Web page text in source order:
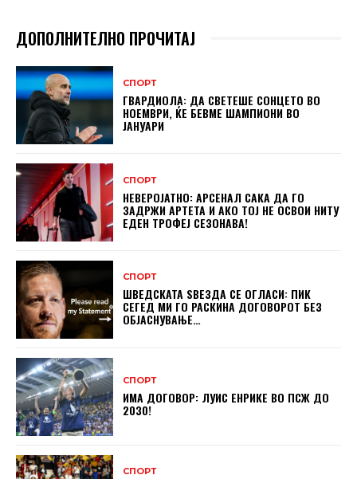
ДОПОЛНИТЕЛНО ПРОЧИТАЈ
СПОРТ
ГВАРДИОЛА: ДА СВЕТЕШЕ СОНЦЕТО ВО
НОЕМВРИ, ЌЕ БЕВМЕ ШАМПИОНИ ВО
ЈАНУАРИ
СПОРТ
НЕВЕРОЈАТНО: АРСЕНАЛ САКА ДА ГО
ЗАДРЖИ АРТЕТА И АКО ТОЈ НЕ ОСВОИ НИТУ
ЕДЕН ТРОФЕЈ СЕЗОНАВА!
СПОРТ
ШВЕДСКАТА ЅВЕЗДА СЕ ОГЛАСИ: ПИК
СЕГЕД МИ ГО РАСКИНА ДОГОВОРОТ БЕЗ
ОБЈАСНУВАЊЕ…
СПОРТ
ИМА ДОГОВОР: ЛУИС ЕНРИКЕ ВО ПСЖ ДО
2030!
СПОРТ